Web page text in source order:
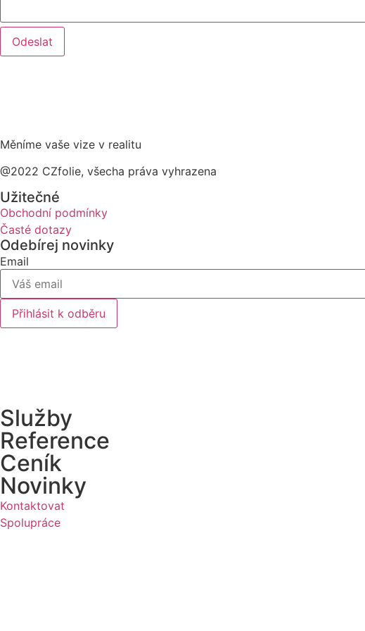
Odeslat
Měníme vaše vize v realitu
@2022 CZfolie, všecha práva vyhrazena
Užitečné
Obchodní podmínky
Časté dotazy
Odebírej novinky
Email
Přihlásit k odběru
Služby
Reference
Ceník
Novinky
Kontaktovat
Spolupráce